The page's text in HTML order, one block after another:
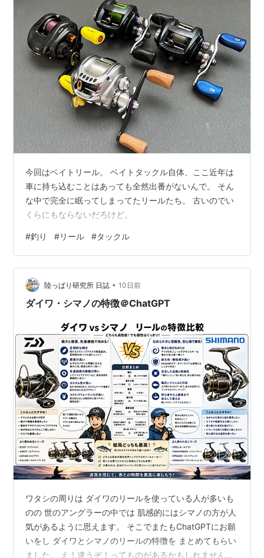
今回はベイトリール。 ベイトタックル自体、ここ近年は
車に持ち込むことはあっても全然出番がないんで。 そん
な中で完全に眠ってしまってたリールたち。 古いのでい
くらにもならないだろけど。
#釣り #リール #タックル
陸っぱり研究所 日誌 • 10日前
ダイワ・シマノの特徴＠ChatGPT
ワタシの周りは ダイワのリールを使っている人が多いも
のの 世のアングラーの中では 肌感的にはシマノの方が人
気があるように思えます。 そこでまたもChatGPTにお願
いをし ダイワとシマノのリールの特徴を まとめてもらい
ました。 え！違うぞ！ってものがあるかもしれませんが